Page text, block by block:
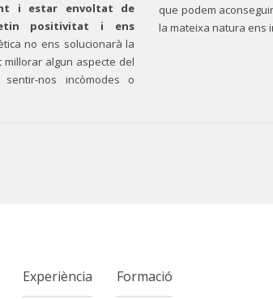
i estar envoltat de
positivitat i ens
no ens solucionarà la
algun aspecte del
nos incòmodes o
que podem
la mateixa natura ens
Experiència
Formació